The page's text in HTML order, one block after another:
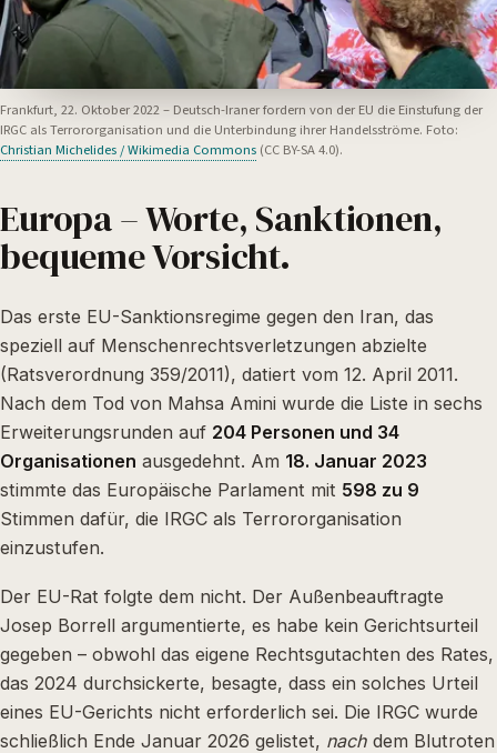
Frankfurt, 22. Oktober 2022 – Deutsch-Iraner fordern von der EU die Einstufung der
IRGC als Terrororganisation und die Unterbindung ihrer Handelsströme. Foto:
Christian Michelides / Wikimedia Commons (CC BY-SA 4.0).
Europa – Worte, Sanktionen,
bequeme Vorsicht.
Das erste EU-Sanktionsregime gegen den Iran, das
speziell auf Menschenrechtsverletzungen abzielte
(Ratsverordnung 359/2011), datiert vom 12. April 2011.
Nach dem Tod von Mahsa Amini wurde die Liste in sechs
Erweiterungsrunden auf 204 Personen und 34
Organisationen ausgedehnt. Am 18. Januar 2023
stimmte das Europäische Parlament mit 598 zu 9
Stimmen dafür, die IRGC als Terrororganisation
einzustufen.
Der EU-Rat folgte dem nicht. Der Außenbeauftragte
Josep Borrell argumentierte, es habe kein Gerichtsurteil
gegeben – obwohl das eigene Rechtsgutachten des Rates,
das 2024 durchsickerte, besagte, dass ein solches Urteil
eines EU-Gerichts nicht erforderlich sei. Die IRGC wurde
schließlich Ende Januar 2026 gelistet, nach dem Blutroten